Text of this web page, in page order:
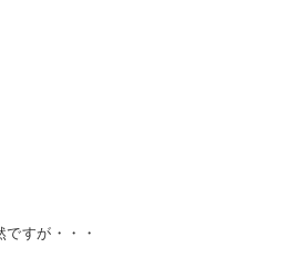
ですが・・・